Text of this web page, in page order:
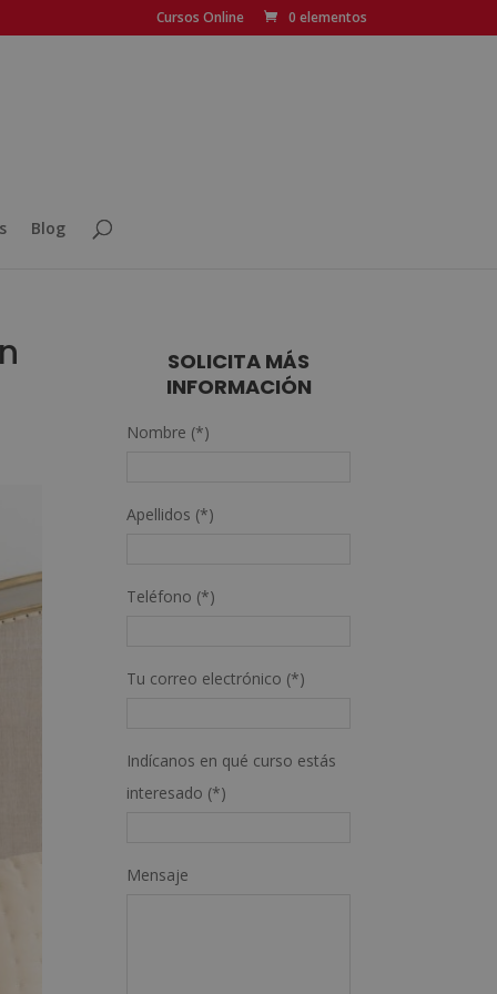
Cursos Online 0 elementos
Blog
SOLICITA MÁS
INFORMACIÓN
Nombre (*)
Apellidos (*)
Teléfono (*)
Tu correo electrónico (*)
Indícanos en qué curso estás
interesado (*)
Mensaje